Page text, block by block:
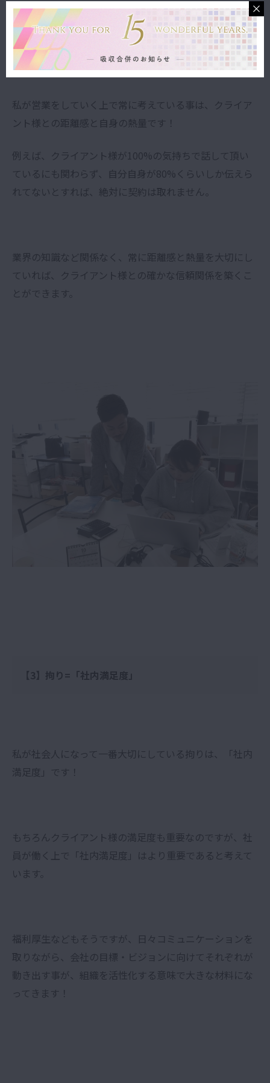
【2】営業の心得=「距離感・熱量を大切に！」
私が営業をしていく上で常に考えている事は、クライア
ント様との距離感と自身の熱量です！
例えば、クライアント様が100%の気持ちで話して頂い
ているにも関わらず、自分自身が80%くらいしか伝えら
れてないとすれば、絶対に契約は取れません。
業界の知識など関係なく、常に距離感と熱量を大切にし
ていれば、クライアント様との確かな信頼関係を築くこ
とができます。
【3】拘り=「社内満足度」
私が社会人になって一番大切にしている拘りは、「社内
満足度」です！
もちろんクライアント様の満足度も重要なのですが、社
員が働く上で「社内満足度」はより重要であると考えて
います。
福利厚生などもそうですが、日々コミュニケーションを
取りながら、会社の目標・ビジョンに向けてそれぞれが
動き出す事が、組織を活性化する意味で大きな材料にな
ってきます！